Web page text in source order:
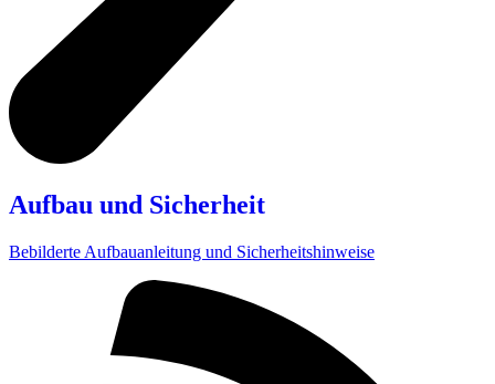
Aufbau und Sicherheit
Bebilderte Aufbauanleitung und Sicherheitshinweise